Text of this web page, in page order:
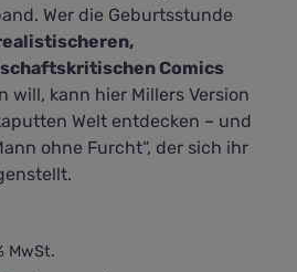
Wer die Geburtsstunde
Comics
will, kann hier Millers Version
Welt entdecken – und
ohne Furcht“, der sich ihr
MwSt.